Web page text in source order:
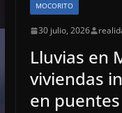
MOCORITO
30 julio, 2026
Lluvias en
viviendas
en